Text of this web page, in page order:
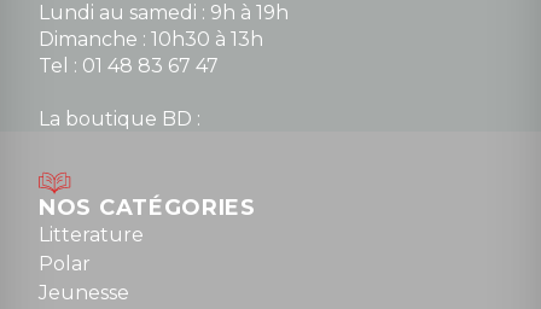
Lundi au samedi : 9h à 19h
Dimanche : 10h30 à 13h
Tel : 01 48 83 67 47
La boutique BD :
Mardi au samedi : 10h à 13h / 14h à 19h
Dimanche : 10h30 à 12h30
Tel : 01 48 89 13 88
Fermé le dimanche en Juillet et Août
NOS CATÉGORIES
Litterature
Polar
Jeunesse